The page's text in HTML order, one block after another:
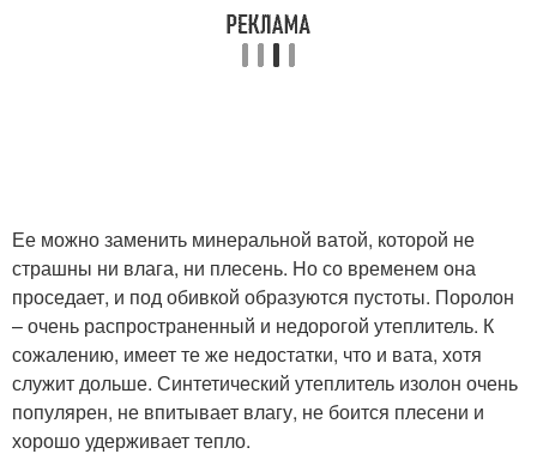
Ее можно заменить минеральной ватой, которой не
страшны ни влага, ни плесень. Но со временем она
проседает, и под обивкой образуются пустоты. Поролон
– очень распространенный и недорогой утеплитель. К
сожалению, имеет те же недостатки, что и вата, хотя
служит дольше. Синтетический утеплитель изолон очень
популярен, не впитывает влагу, не боится плесени и
хорошо удерживает тепло.